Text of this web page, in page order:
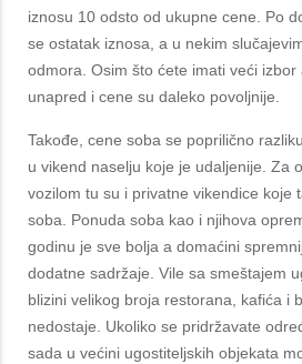
iznosu 10 odsto od ukupne cene. Po
se ostatak iznosa, a u nekim
odmora. Osim što ćete imati veći
unapred i cene su daleko povoljnije.
Takođe, cene soba se poprilično
u vikend naselju koje je udaljenije. Za
vozilom tu su i privatne vikendice koje
soba. Ponuda soba kao i njihova
godinu je sve bolja a domaćini
dodatne sadržaje. Vile sa smeštajem
blizini velikog broja restorana, kafića i
nedostaje. Ukoliko se pridržavate
sada u većini ugostiteljskih objekata